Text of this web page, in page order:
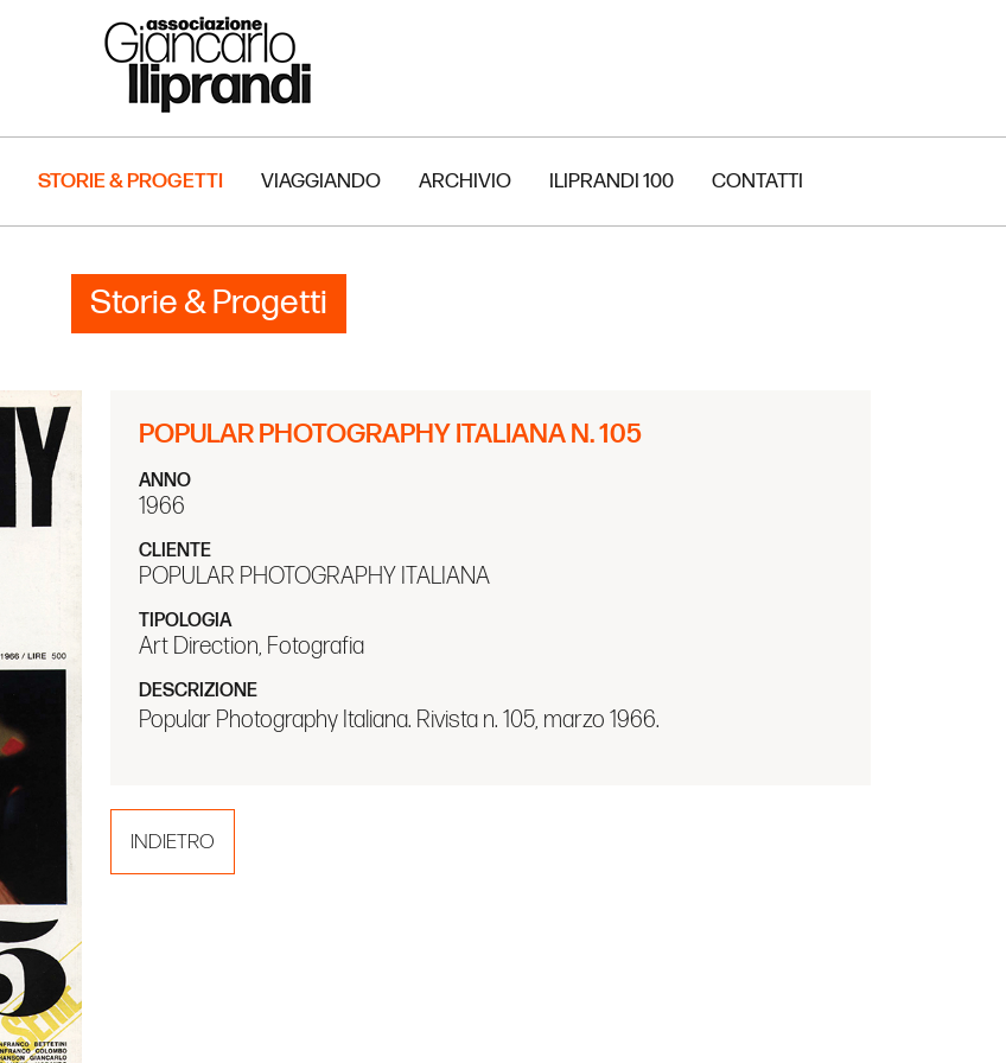
STORIE & PROGETTI VIAGGIANDO ARCHIVIO ILIPRANDI 100 CONTATTI
Storie & Progetti
POPULAR PHOTOGRAPHY ITALIANA N. 105
ANNO
1966
CLIENTE
POPULAR PHOTOGRAPHY ITALIANA
TIPOLOGIA
Art Direction, Fotografia
DESCRIZIONE
Popular Photography Italiana. Rivista n. 105, marzo 1966.
INDIETRO